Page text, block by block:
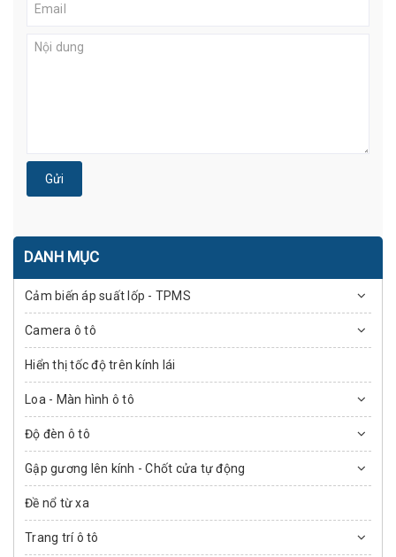
Gửi
DANH MỤC
Cảm biến áp suất lốp - TPMS
Camera ô tô
Hiển thị tốc độ trên kính lái
Loa - Màn hình ô tô
Độ đèn ô tô
Gập gương lên kính - Chốt cửa tự động
Đề nổ từ xa
Trang trí ô tô